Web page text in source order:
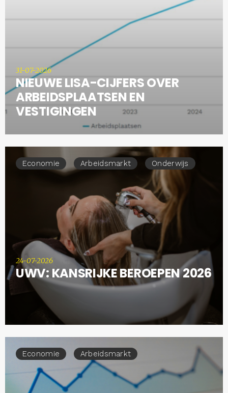
31-07-2026
NIEUWE LISA-CIJFERS OVER
ARBEIDSPLAATSEN EN
VESTIGINGEN
Economie Arbeidsmarkt Onderwijs
24-07-2026
UWV: KANSRIJKE BEROEPEN 2026
Economie Arbeidsmarkt